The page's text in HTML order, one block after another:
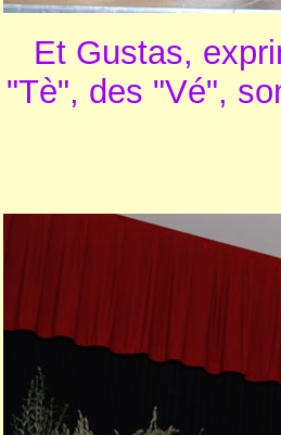
Et Gustas,
"Tè", des "Vé",